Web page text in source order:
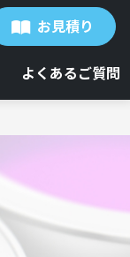
よくあるご質問
お見積り